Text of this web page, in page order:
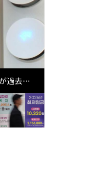
過去最
制を点